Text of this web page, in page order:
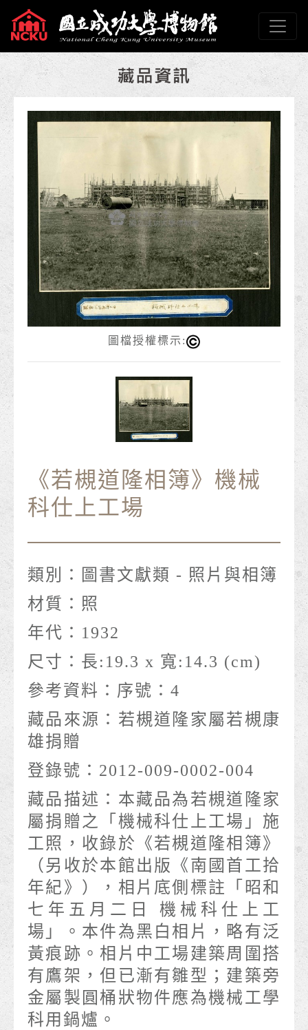
跳到主要內容
國立成功大學博物館
網頁導覽
圖檔授權標示:
《若槻道隆相簿》機械
科仕上工場
類別：
圖書文獻類 - 照片與相簿
材質： 照
年代： 1932
尺寸： 長:19.3 x 寬:14.3 (cm)
參考資料： 序號：4
藏品來源： 若槻道隆家屬若槻康
雄捐贈
登錄號： 2012-009-0002-004
藏品描述： 本藏品為若槻道隆家
屬捐贈之「機械科仕上工場」施
工照，收錄於《若槻道隆相簿》
（另收於本館出版《南國首工拾
年紀》），相片底側標註「昭和
七年五月二日 機械科仕上工
場」。本件為黑白相片，略有泛
黃痕跡。相片中工場建築周圍搭
有鷹架，但已漸有雛型；建築旁
金屬製圓桶狀物件應為機械工學
科用鍋爐。